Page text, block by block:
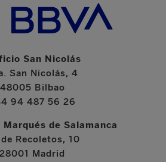
San Nicolás
San Nicolás, 4
48005 Bilbao
94 487 56 26
Marqués de Salamanca
de Recoletos, 10
28001 Madrid